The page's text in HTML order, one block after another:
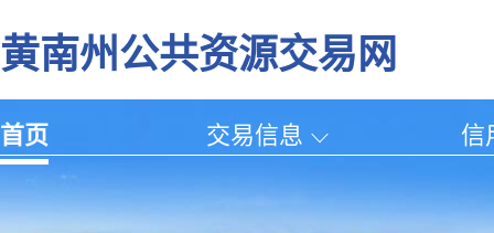
黄南州公共资源交易网
首页 交易信息 信